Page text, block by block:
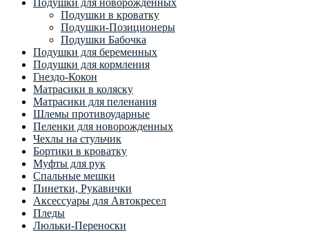
Подушки для новорожденных
Подушки в кроватку
Подушки-Позиционеры
Подушки Бабочка
Подушки для беременных
Подушки для кормления
Гнездо-Кокон
Матрасики в коляску
Матрасики для пеленания
Шлемы противоударные
Пеленки для новорожденных
Чехлы на стульчик
Бортики в кроватку
Муфты для рук
Спальные мешки
Пинетки, Рукавички
Аксессуары для Автокресел
Пледы
Люльки-Переноски